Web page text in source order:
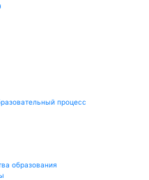
процесс
образования